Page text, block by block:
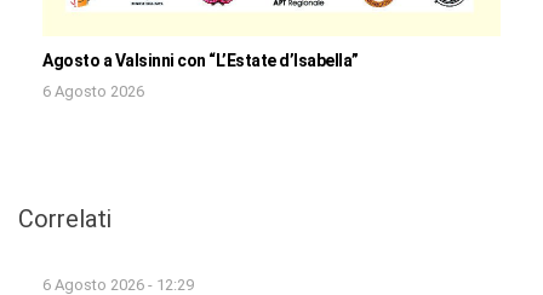
Agosto a Valsinni con “L’Estate d’Isabella”
6 Agosto 2026
Correlati
6 Agosto 2026 - 12:29